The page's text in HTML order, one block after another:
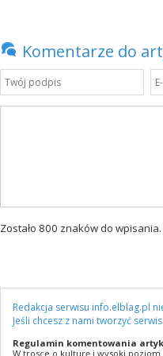
Komentarze do
Zostało 800 znaków do wpisania.
Redakcja serwisu info.elblag.pl
Jeśli chcesz z nami tworzyć
Regulamin komentowania
W trosce o kulturę i wysoki